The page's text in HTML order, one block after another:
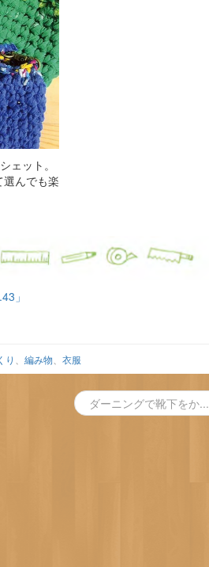
ェット。
んでも楽
」
り 編み物 衣服
ダーニングで靴下をか...